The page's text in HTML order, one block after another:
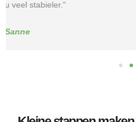
echt bij mij past. Mijn